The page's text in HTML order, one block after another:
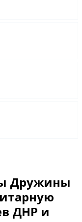
Дружины
ДНР и